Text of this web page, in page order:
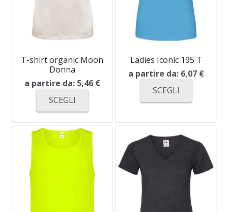
T-shirt organic Moon
Donna
a partire da: 5,46 €
SCEGLI
Ladies Iconic 195 T
a partire da: 6,07 €
SCEGLI